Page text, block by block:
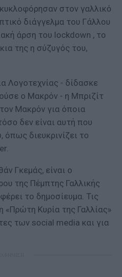
στον γαλλικό
διάγγελμα του Γάλλου
άρση του lockdown , το
της η σύζυγός του,
Λογοτεχνίας - δίδασκε
ο Μακρόν - η Μπριζίτ
Μακρόν για όποια
δεν είναι αυτή που
διευκρινίζει το
Γκεμάς, είναι ο
της Πέμπτης Γαλλικής
το δημοσίευμα. Τις
Κυρία της Γαλλίας»
των social media και για